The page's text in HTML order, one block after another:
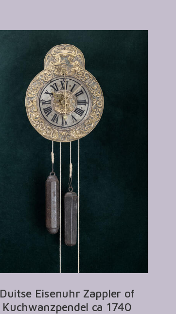
Duitse Eisenuhr Zappler of
Kuchwanzpendel ca 1740